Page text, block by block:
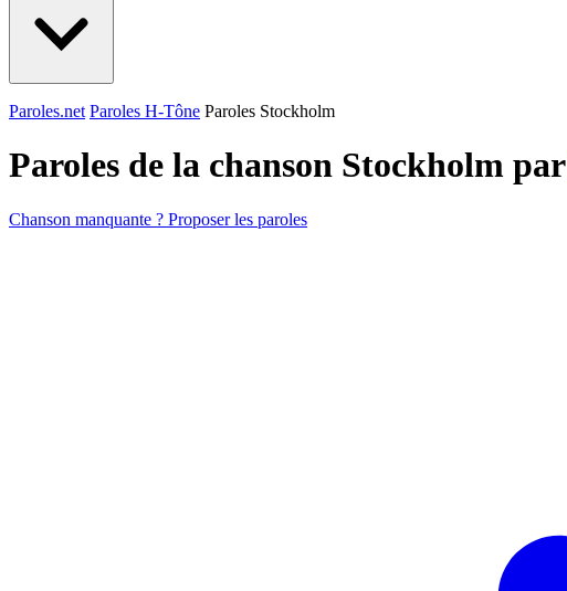
Paroles.net Paroles H-Tône Paroles Stockholm
Paroles de la chanson Stockholm par
Chanson manquante ? Proposer les paroles